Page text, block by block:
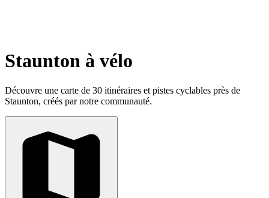
Staunton à vélo
Découvre une carte de 30 itinéraires et pistes cyclables près de
Staunton, créés par notre communauté.